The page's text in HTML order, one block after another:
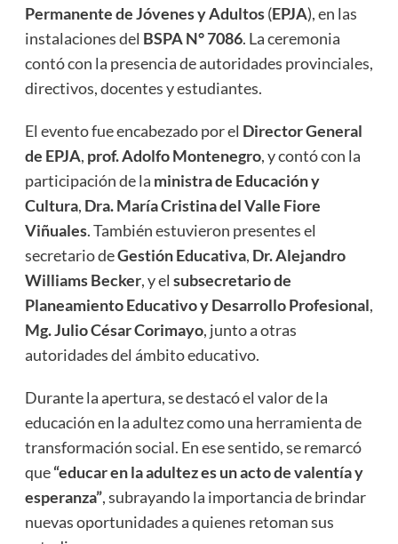
Permanente de Jóvenes y Adultos(EPJA), en las
instalaciones del BSPA N° 7086. La ceremonia
contó con la presencia de autoridades provinciales,
directivos, docentes y estudiantes.
El evento fue encabezado por el Director General
de EPJA, prof. Adolfo Montenegro, y contó con la
participación de la ministra de Educación y
Cultura, Dra. María Cristina del Valle Fiore
Viñuales. También estuvieron presentes el
secretario deGestión Educativa, Dr. Alejandro
Williams Becker, y el subsecretario de
Planeamiento Educativo y Desarrollo Profesional,
Mg. Julio César Corimayo, junto a otras
autoridades del ámbito educativo.
Durante la apertura, se destacó el valor de la
educación en la adultez como una herramienta de
transformación social. En ese sentido, se remarcó
que“educar en la adultez es un acto de valentía y
esperanza”, subrayando la importancia de brindar
nuevas oportunidades a quienes retoman sus